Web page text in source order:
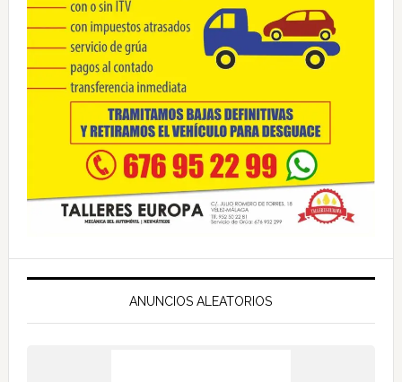
ANUNCIOS ALEATORIOS